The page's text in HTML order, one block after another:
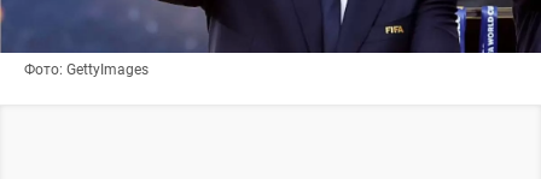
Фото: GettyImages